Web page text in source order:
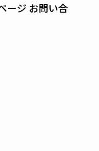
ージ お問い合